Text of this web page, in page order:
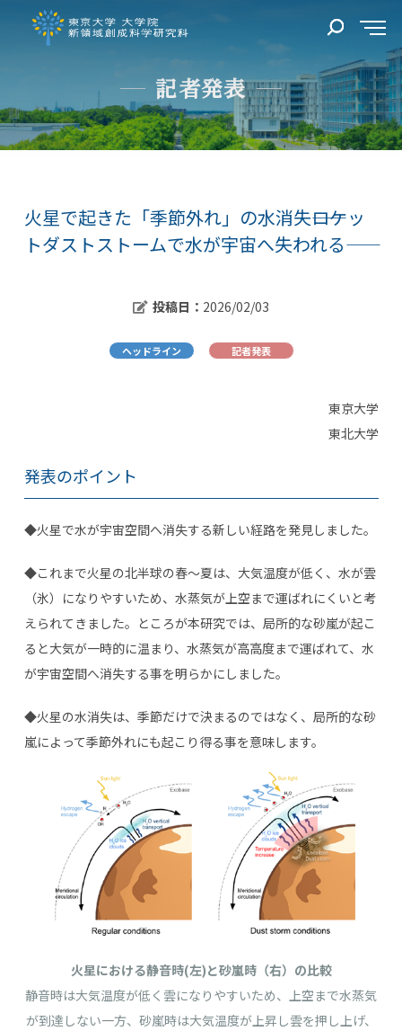
記者発表
火星で起きた「季節外れ」の水消失――ロケッ
トダストストームで水が宇宙へ失われる――
投稿日： 2026/02/03
ヘッドライン 記者発表
東京大学
東北大学
発表のポイント
◆火星で水が宇宙空間へ消失する新しい経路を発見しました。
◆これまで火星の北半球の春〜夏は、大気温度が低く、水が雲
（氷）になりやすいため、水蒸気が上空まで運ばれにくいと考
えられてきました。ところが本研究では、局所的な砂嵐が起こ
ると大気が一時的に温まり、水蒸気が高高度まで運ばれて、水
が宇宙空間へ消失する事を明らかにしました。
◆火星の水消失は、季節だけで決まるのではなく、局所的な砂
嵐によって季節外れにも起こり得る事を意味します。
火星における静音時(左)と砂嵐時（右）の比較
静音時は大気温度が低く雲になりやすいため、上空まで水蒸気
が到達しない一方、砂嵐時は大気温度が上昇し雲を押し上げ、